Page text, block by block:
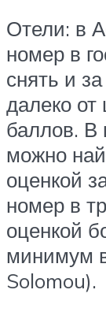
Отели: в
номер в
снять и
далеко от
баллов. В
можно
оценкой
номер в
оценкой
минимум
Solomou).